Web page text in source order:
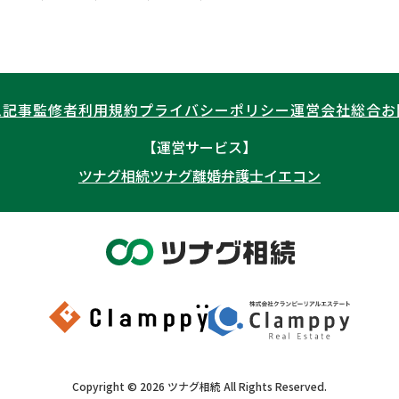
事監修者利用規約プライバシーポリシー運営会社総合
【運営サービス】
ツナグ相続ツナグ離婚弁護士イエコン
Copyright © 2026 ツナグ相続 All Rights Reserved.